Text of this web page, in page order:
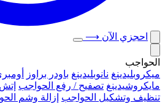
احجزي الآن ⟶
الحواجب
ميكروبلیدينغ نانوبليدينغ باودر براوز
مايكروشيدينغ تصفيح / رفع الحواجب
تنظيف وتشكيل الحواجب إزالة وشم